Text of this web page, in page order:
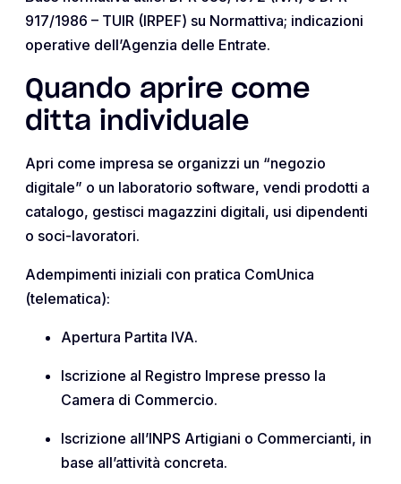
917/1986 – TUIR (IRPEF) su Normattiva; indicazioni
operative dell’Agenzia delle Entrate.
Quando aprire come
ditta individuale
Apri come impresa se organizzi un “negozio
digitale” o un laboratorio software, vendi prodotti a
catalogo, gestisci magazzini digitali, usi dipendenti
o soci-lavoratori.
Adempimenti iniziali con pratica ComUnica
(telematica):
Apertura Partita IVA.
Iscrizione al Registro Imprese presso la
Camera di Commercio.
Iscrizione all’INPS Artigiani o Commercianti, in
base all’attività concreta.